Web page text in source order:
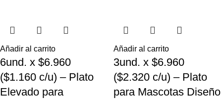
Añadir al carrito
6und. x $6.960
($1.160 c/u) – Plato
Elevado para
Añadir al carrito
3und. x $6.960
($2.320 c/u) – Plato
para Mascotas Diseño